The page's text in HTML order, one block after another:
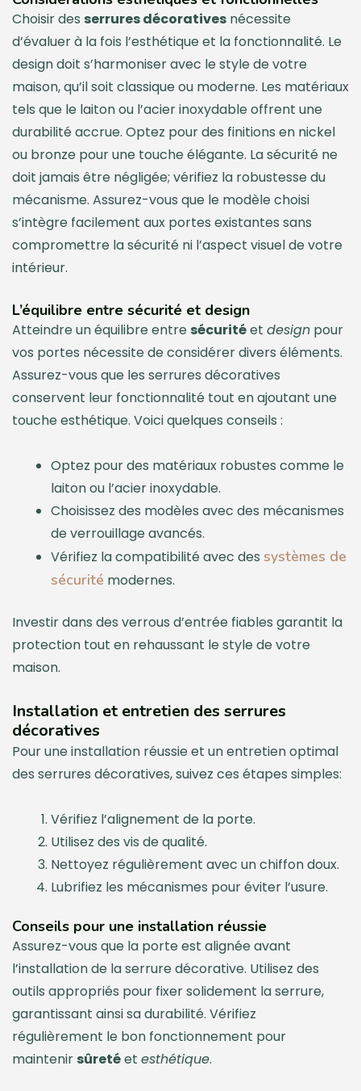
Choisir des serrures décoratives nécessite
d’évaluer à la fois l’esthétique et la fonctionnalité. Le
design doit s’harmoniser avec le style de votre
maison, qu’il soit classique ou moderne. Les matériaux
tels que le laiton ou l’acier inoxydable offrent une
durabilité accrue. Optez pour des finitions en nickel
ou bronze pour une touche élégante. La sécurité ne
doit jamais être négligée; vérifiez la robustesse du
mécanisme. Assurez-vous que le modèle choisi
s’intègre facilement aux portes existantes sans
compromettre la sécurité ni l’aspect visuel de votre
intérieur.
L’équilibre entre sécurité et design
Atteindre un équilibre entre sécuritéet design pour
vos portes nécessite de considérer divers éléments.
Assurez-vous que les serrures décoratives
conservent leur fonctionnalité tout en ajoutant une
touche esthétique. Voici quelques conseils :
Optez pour des matériaux robustes comme le
laiton ou l’acier inoxydable.
Choisissez des modèles avec des mécanismes
de verrouillage avancés.
Vérifiez la compatibilité avec des systèmes de
sécurité modernes.
Investir dans des verrous d’entrée fiables garantit la
protection tout en rehaussant le style de votre
maison.
Installation et entretien des serrures
décoratives
Pour une installation réussie et un entretien optimal
des serrures décoratives, suivez ces étapes simples:
Vérifiez l’alignement de la porte.
Utilisez des vis de qualité.
Nettoyez régulièrement avec un chiffon doux.
Lubrifiez les mécanismes pour éviter l’usure.
Conseils pour une installation réussie
Assurez-vous que la porte est alignée avant
l’installation de la serrure décorative. Utilisez des
outils appropriés pour fixer solidement la serrure,
garantissant ainsi sa durabilité. Vérifiez
régulièrement le bon fonctionnement pour
maintenir sûretéet esthétique.